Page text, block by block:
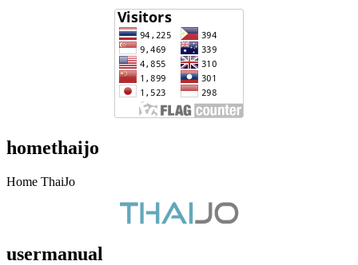
homethaijo
Home ThaiJo
usermanual